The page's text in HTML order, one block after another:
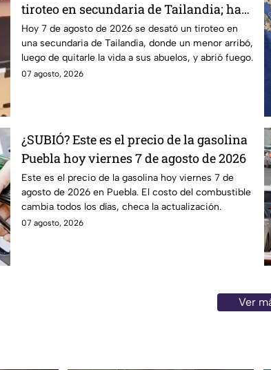
tiroteo en secundaria de Tailandia; hay
varias víctimas y lesionados
Hoy 7 de agosto de 2026 se desató un tiroteo en
una secundaria de Tailandia, donde un menor arribó,
luego de quitarle la vida a sus abuelos, y abrió fuego.
07 agosto, 2026
¿SUBIÓ? Este es el precio de la gasolina
Puebla hoy viernes 7 de agosto de 2026
Este es el precio de la gasolina hoy viernes 7 de
agosto de 2026 en Puebla. El costo del combustible
cambia todos los días, checa la actualización.
07 agosto, 2026
Ver